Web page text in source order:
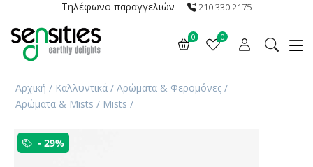
Τηλέφωνο παραγγελιών 210 330 2175
0 0
Αρχική / Καλλυντικά / Αρώματα & Φερομόνες /
Αρώματα & Mists / Mists /
- 29%